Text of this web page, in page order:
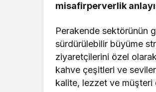
misafirperverlik
Perakende sektörünün
sürdürülebilir büyüme
ziyaretçilerini özel olarak
kahve çeşitleri ve
kalite, lezzet ve müşteri